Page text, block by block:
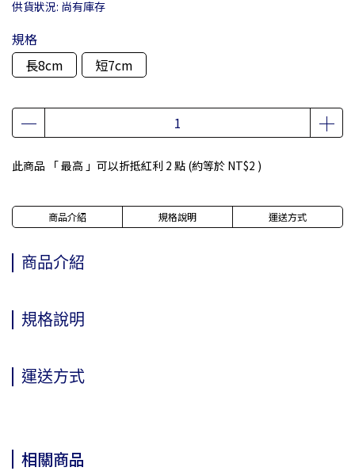
供貨狀況: 尚有庫存
規格
長8cm
短7cm
此商品 「 最高 」可以折抵紅利 2 點 (約等於 NT$2 )
商品介紹 規格說明 運送方式
商品介紹
規格說明
運送方式
相關商品